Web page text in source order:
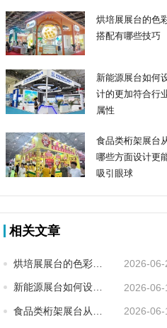
烘培展展台的色
搭配有哪些技巧
新能源展台如何
计的更加符合行
属性
食品类桁架展台
哪些方面设计更
吸引眼球
相关文章
烘培展展台的色彩搭配有哪些技巧 2026-06-
新能源展台如何设计的更加符合行业属性 2026-06-
食品类桁架展台从哪些方面设计更能吸引眼球 2026-06-